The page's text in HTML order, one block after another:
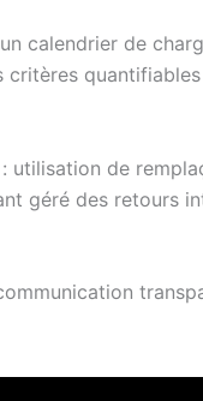
calendrier de
utilisation de
géré des retours